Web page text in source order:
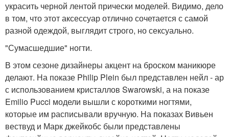
украсить черной лентой прически моделей. Видимо, дело
в том, что этот аксессуар отлично сочетается с самой
разной одеждой, выглядит строго, но сексуально.
"Сумасшедшие" ногти.
В этом сезоне дизайнеры акцент на броском маникюре
делают. На показе Philip Plein был представлен нейл - ар
с использованием кристаллов Swarowski, а на показе
Emilio Pucci модели вышли с короткими ногтями,
которые им расписывали вручную. На показах Вивьен
вествуд и Марк джейкобс были представлены